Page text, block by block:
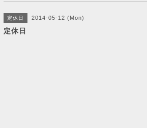
定休日 2014-05-12 (Mon)
定休日